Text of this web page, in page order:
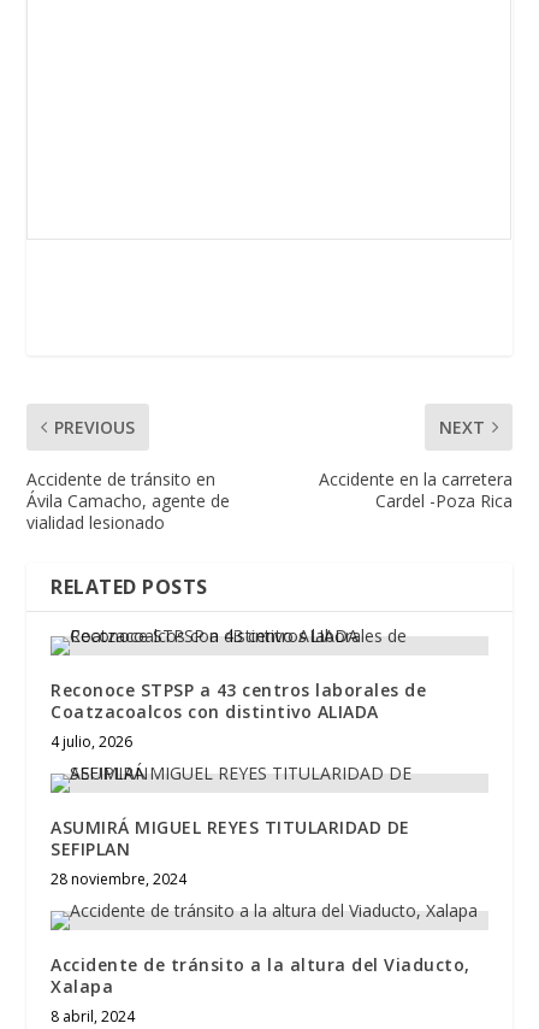
PREVIOUS
Accidente de tránsito en
Ávila Camacho, agente de
vialidad lesionado
NEXT
Accidente en la carretera
Cardel -Poza Rica
RELATED POSTS
Reconoce STPSP a 43 centros laborales de
Coatzacoalcos con distintivo ALIADA
4 julio, 2026
ASUMIRÁ MIGUEL REYES TITULARIDAD DE
SEFIPLAN
28 noviembre, 2024
Accidente de tránsito a la altura del Viaducto,
Xalapa
8 abril, 2024